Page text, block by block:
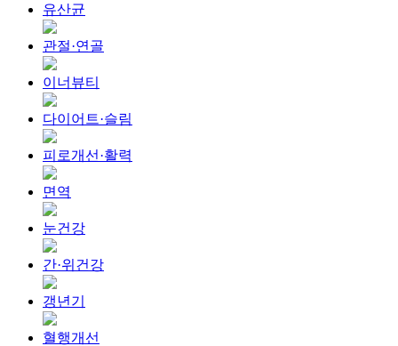
유산균
관절·연골
이너뷰티
다이어트·슬림
피로개선·활력
면역
눈건강
간·위건강
갱년기
혈행개선